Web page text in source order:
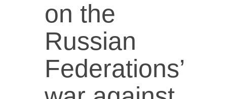
on the
Russian
Federations’